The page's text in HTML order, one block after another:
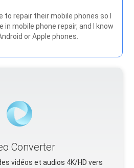
to repair their mobile phones so I
in mobile phone repair, and I know
or Apple phones.
Converter
vidéos et audios 4K/HD vers